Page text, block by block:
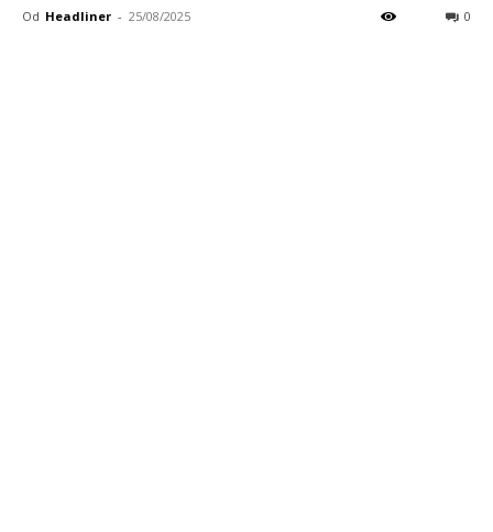
Od Headliner - 25/08/2025 0